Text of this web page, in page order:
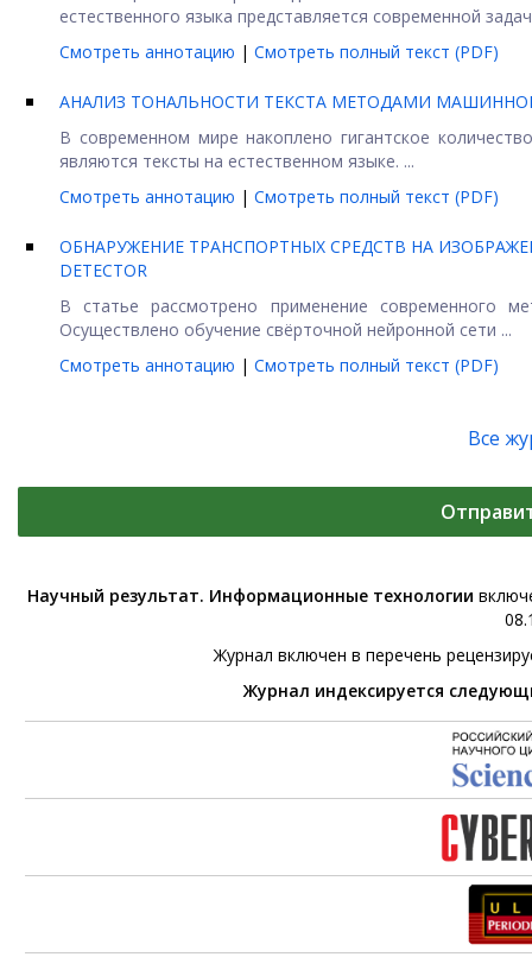
естественного языка представляется современной
Смотреть аннотацию | Смотреть полный текст (PDF)
АНАЛИЗ ТОНАЛЬНОСТИ ТЕКСТА МЕТОДАМИ
В современном мире накоплено гигантское
являются тексты на естественном языке. ...
Смотреть аннотацию | Смотреть полный текст (PDF)
ОБНАРУЖЕНИЕ ТРАНСПОРТНЫХ СРЕДСТВ НА
DETECTOR
В статье рассмотрено применение современного
Осуществлено обучение свёрточной нейронной сети ...
Смотреть аннотацию | Смотреть полный текст (PDF)
Все
Научный результат. Информационные технологии
Журнал включен в перечень
Журнал индексируется